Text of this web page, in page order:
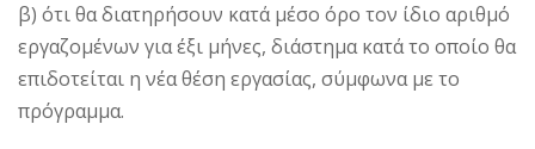
β) ότι θα διατηρήσουν κατά μέσο όρο τον ίδιο αριθμό
εργαζομένων για έξι μήνες, διάστημα κατά το οποίο θα
επιδοτείται η νέα θέση εργασίας, σύμφωνα με το
πρόγραμμα.